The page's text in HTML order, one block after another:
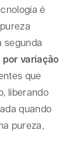
é
segunda
por variação
que
liberando
quando
pureza,